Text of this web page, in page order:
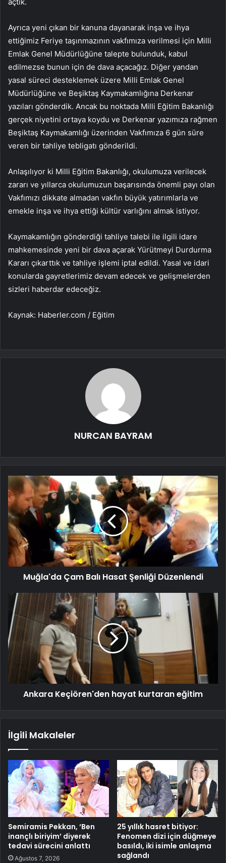
Ayrıca yeni çıkan bir kanuna dayanarak inşa ve ihya
ettiğimiz Feriye taşınmazının vakfımıza verilmesi için Milli
Emlak Genel Müdürlüğüne talepte bulunduk, kabul
edilmezse bunun için de dava açacağız. Diğer yandan
yasal süreci desteklemek üzere Milli Emlak Genel
Müdürlüğüne ve Beşiktaş Kaymakamlığına Derkenar
yazıları gönderdik. Ancak bu noktada Milli Eğitim Bakanlığı
gerçek niyetini ortaya koydu ve Derkenar yazımıza rağmen
Beşiktaş Kaymakamlığı üzerinden Vakfımıza 6 gün süre
veren bir tahliye tebligatı gönderildi.
Anlaşılıyor ki Milli Eğitim Bakanlığı, okulumuza verilecek
zararı ve yıllarca okulumuzun başarısında önemli payı olan
Vakfımızı dikkate almadan vakfın büyük yatırımlarla ve
emekle inşa ve ihya ettiği kültür varlığını almak istiyor.
Kaymakamlığın gönderdiği tahliye talebi ile ilgili idare
mahkemesinde yeni bir dava açarak Yürütmeyi Durdurma
Kararı çıkarttık ve tahliye işlemi iptal edildi. Yasal ve idari
konularda gayretlerimiz devam edecek ve gelişmelerden
sizleri haberdar edeceğiz.
Kaynak: Haberler.com / Eğitim
NURCAN BAYRAM
Muğla'da Çam Balı Hasat Şenliği Düzenlendi
Ankara Keçiören'den hayat kurtaran eğitim
İlgili Makaleler
Semiramis Pekkan, ‘Ben
inançlı biriyim’ diyerek
tedavi sürecini anlattı
Ağustos 7, 2026
25 yıllık hasret bitiyor:
Fenomen dizi için düğmeye
basıldı, iki isimle anlaşma
sağlandı